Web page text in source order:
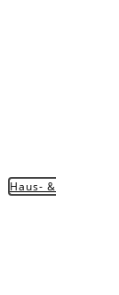
Haus- &